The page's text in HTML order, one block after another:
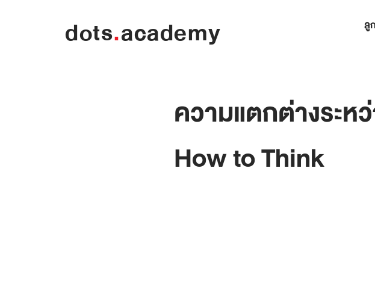
dots.academy ลู
ความแตกต่างระห
How to Think